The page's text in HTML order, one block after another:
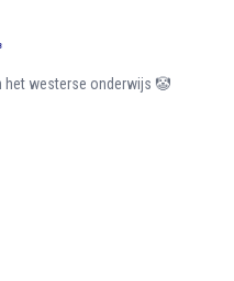
het westerse onderwijs 🤡